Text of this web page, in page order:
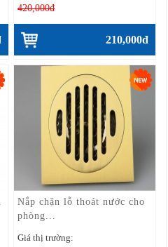
420,000đ
210,000đ
Nắp chặn lỗ thoát nước cho
phòng...
Giá thị trường: